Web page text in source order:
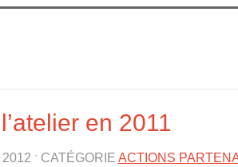
en 2011
ˑ CATÉGORIE ACTIONS